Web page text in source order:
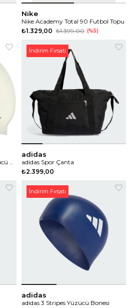
Nike
Nike Academy Total 90 Futbol Topu
₺1.329,00 ₺1.399,00 %5
Speedo Plain Flat Silicone Yüzücü Bonesi
adidas
adidas Spor Çanta
₺2.399,00
İndirim Fırsatı
adidas
adidas 3 Stripes Yüzücü Bonesi
İndirim Fırsatı